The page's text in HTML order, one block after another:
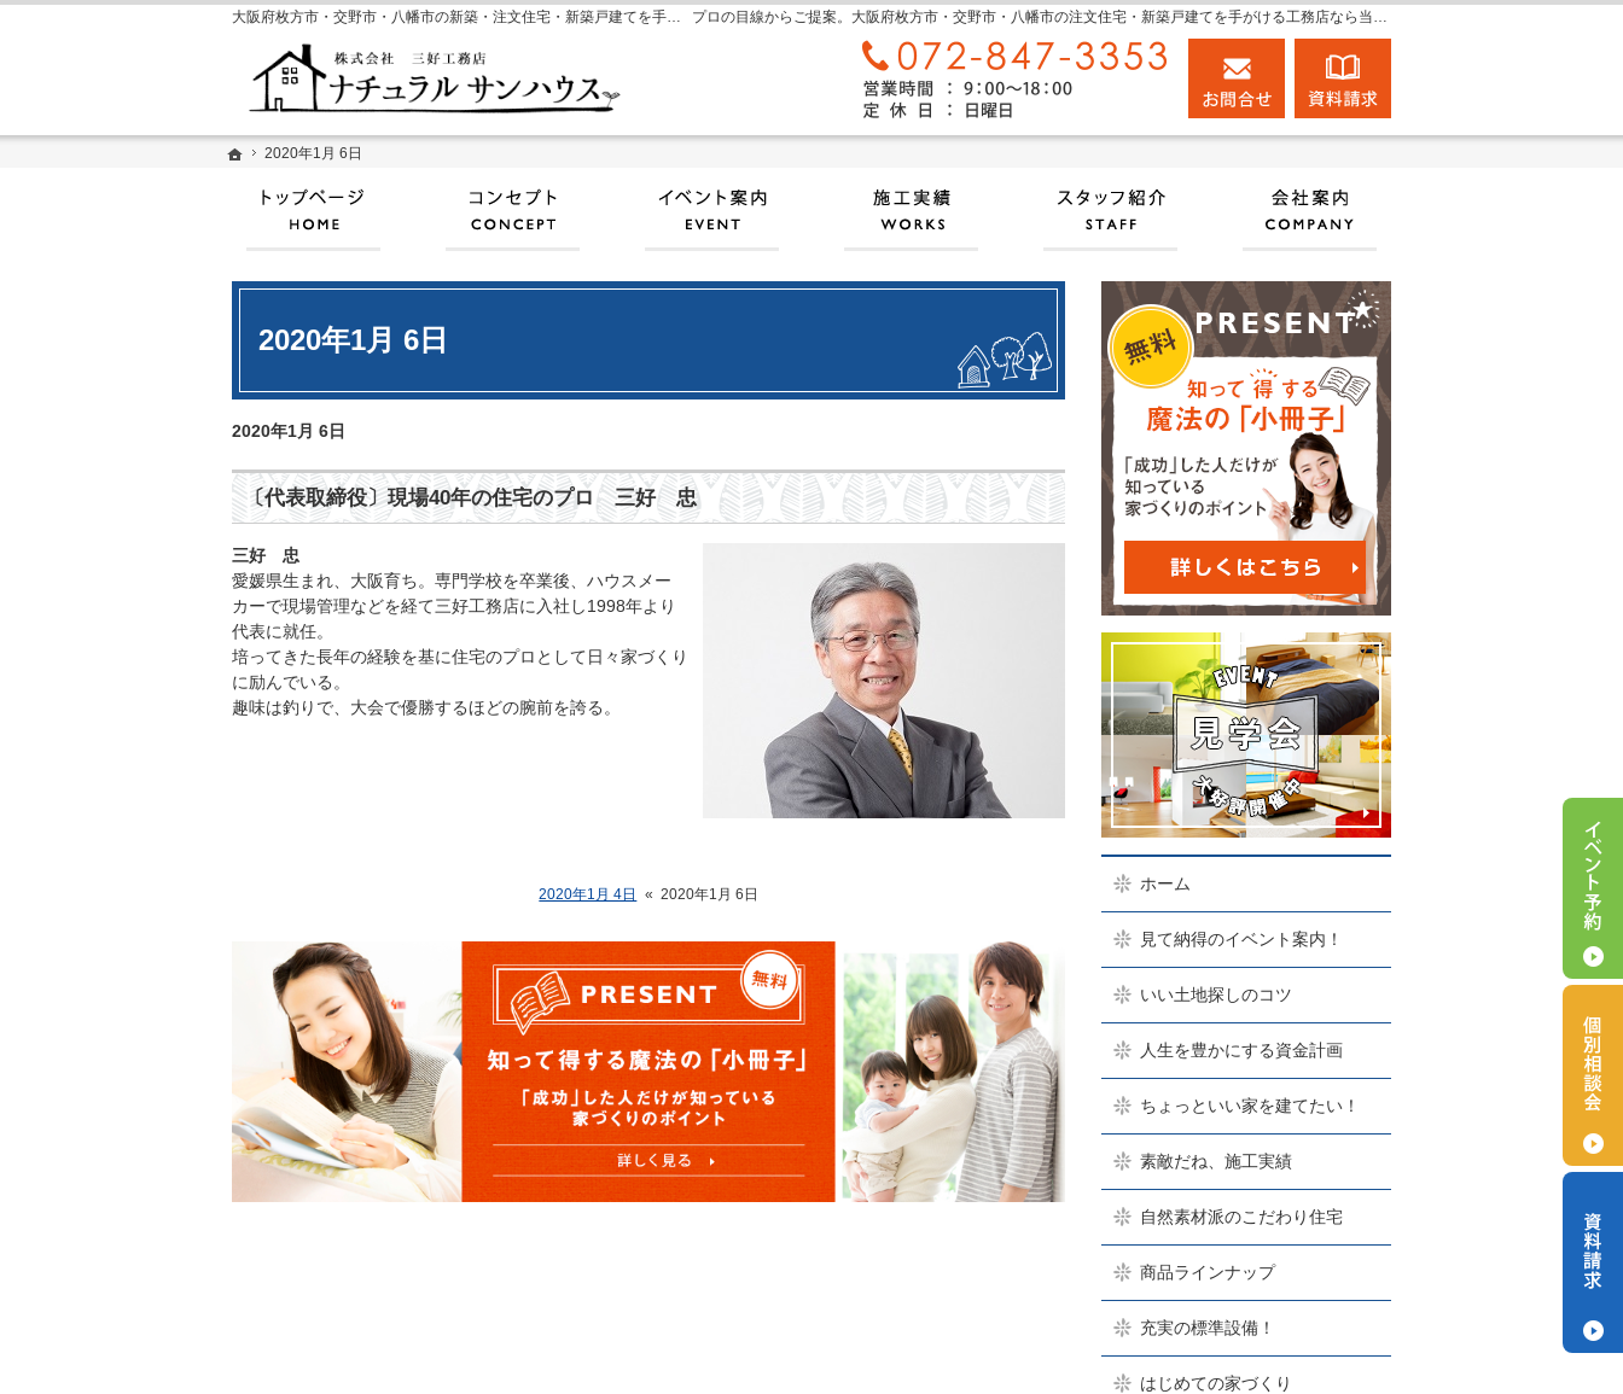
ホーム
2020年1月 6日
2020年1月 6日
プロの目線からご提案。大阪府枚方市・交野市・八幡市の注文住宅・新築戸建てを手がける工務店なら当社へ。
大阪府枚方市・交野市・八幡市の新築・注文住宅・新築戸建てを手がける工務店ならナチュラルサンハウス
2020年1月 6日
〔代表取締役〕現場40年の住宅のプロ 三好 忠
三好 忠
愛媛県生まれ、大阪育ち。専門学校を卒業後、ハウスメー
カーで現場管理などを経て三好工務店に入社し1998年より
代表に就任。
培ってきた長年の経験を基に住宅のプロとして日々家づくり
に励んでいる。
趣味は釣りで、大会で優勝するほどの腕前を誇る。
2020年1月 4日 « 2020年1月 6日
ホーム
見て納得のイベント案内！
いい土地探しのコツ
人生を豊かにする資金計画
ちょっといい家を建てたい！
素敵だね、施工実績
自然素材派のこだわり住宅
商品ラインナップ
充実の標準設備！
はじめての家づくり
072-847-3353
営業時間9:00～18:00 定休日：日曜日
ホーム
2020年1月 6日